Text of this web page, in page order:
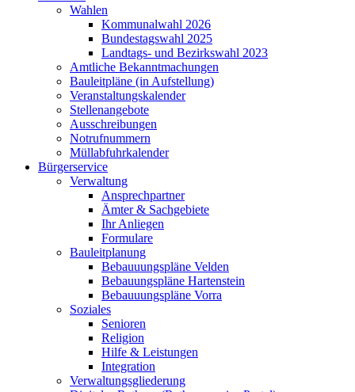
Wahlen
Kommunalwahl 2026
Bundestagswahl 2025
Landtags- und Bezirkswahl 2023
Amtliche Bekanntmachungen
Bauleitpläne (in Aufstellung)
Veranstaltungskalender
Stellenangebote
Ausschreibungen
Notrufnummern
Müllabfuhrkalender
Bürgerservice
Verwaltung
Ansprechpartner
Ämter & Sachgebiete
Ihr Anliegen
Formulare
Bauleitplanung
Bebauuungspläne Velden
Bebauungspläne Hartenstein
Bebauuungspläne Vorra
Soziales
Senioren
Religion
Hilfe & Leistungen
Integration
Verwaltungsgliederung